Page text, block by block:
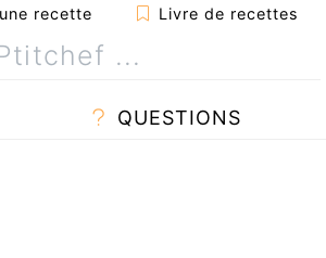
recette Livre de recettes
QUESTIONS